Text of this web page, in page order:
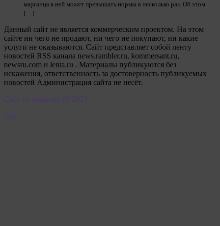
марганца в ней может превышать нормы в несколько раз. Об этом
[…]
Данный сайт не является коммерческим проектом. На этом
сайте ни чего не продают, ни чего не покупают, ни какие
услуги не оказываются. Сайт представляет собой ленту
новостей RSS канала news.rambler.ru, kommersant.ru,
newsru.com и lenta.ru . Материалы публикуются без
искажения, ответственность за достоверность публикуемых
новостей Администрация сайта не несёт.
Сайт от psikhoter @ 2023
Top